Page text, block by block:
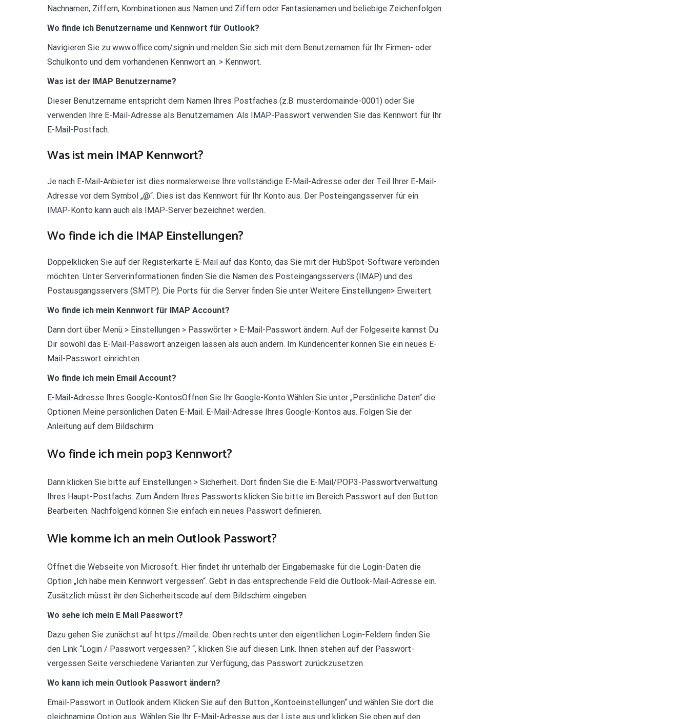
Nachnamen, Ziffern, Kombinationen aus Namen und Ziffern oder Fantasienamen und beliebige Zeichenfolgen.
Wo finde ich Benutzername und Kennwort für Outlook?
Navigieren Sie zu www.office.com/signin und melden Sie sich mit dem Benutzernamen für Ihr Firmen- oder
Schulkonto und dem vorhandenen Kennwort an. > Kennwort.
Was ist der IMAP Benutzername?
Dieser Benutzername entspricht dem Namen Ihres Postfaches (z.B. musterdomainde-0001) oder Sie
verwenden Ihre E-Mail-Adresse als Benutzernamen. Als IMAP-Passwort verwenden Sie das Kennwort für Ihr
E-Mail-Postfach.
Was ist mein IMAP Kennwort?
Je nach E-Mail-Anbieter ist dies normalerweise Ihre vollständige E-Mail-Adresse oder der Teil Ihrer E-Mail-
Adresse vor dem Symbol „@“. Dies ist das Kennwort für Ihr Konto aus. Der Posteingangsserver für ein
IMAP-Konto kann auch als IMAP-Server bezeichnet werden.
Wo finde ich die IMAP Einstellungen?
Doppelklicken Sie auf der Registerkarte E-Mail auf das Konto, das Sie mit der HubSpot-Software verbinden
möchten. Unter Serverinformationen finden Sie die Namen des Posteingangsservers (IMAP) und des
Postausgangsservers (SMTP). Die Ports für die Server finden Sie unter Weitere Einstellungen> Erweitert.
Wo finde ich mein Kennwort für IMAP Account?
Dann dort über Menü > Einstellungen > Passwörter > E-Mail-Passwort ändern. Auf der Folgeseite kannst Du
Dir sowohl das E-Mail-Passwort anzeigen lassen als auch ändern. Im Kundencenter können Sie ein neues E-
Mail-Passwort einrichten.
Wo finde ich mein Email Account?
E-Mail-Adresse Ihres Google-KontosÖffnen Sie Ihr Google-Konto.Wählen Sie unter „Persönliche Daten“ die
Optionen Meine persönlichen Daten E-Mail. E-Mail-Adresse Ihres Google-Kontos aus. Folgen Sie der
Anleitung auf dem Bildschirm.
Wo finde ich mein pop3 Kennwort?
Dann klicken Sie bitte auf Einstellungen > Sicherheit. Dort finden Sie die E-Mail/POP3-Passwortverwaltung
Ihres Haupt-Postfachs. Zum Ändern Ihres Passworts klicken Sie bitte im Bereich Passwort auf den Button
Bearbeiten. Nachfolgend können Sie einfach ein neues Passwort definieren.
Wie komme ich an mein Outlook Passwort?
Öffnet die Webseite von Microsoft. Hier findet ihr unterhalb der Eingabemaske für die Login-Daten die
Option „Ich habe mein Kennwort vergessen“. Gebt in das entsprechende Feld die Outlook-Mail-Adresse ein.
Zusätzlich müsst ihr den Sicherheitscode auf dem Bildschirm eingeben.
Wo sehe ich mein E Mail Passwort?
Dazu gehen Sie zunächst auf https://mail.de. Oben rechts unter den eigentlichen Login-Feldern finden Sie
den Link “Login / Passwort vergessen? “, klicken Sie auf diesen Link. Ihnen stehen auf der Passwort-
vergessen Seite verschiedene Varianten zur Verfügung, das Passwort zurückzusetzen.
Wo kann ich mein Outlook Passwort ändern?
Email-Passwort in Outlook ändern Klicken Sie auf den Button „Kontoeinstellungen“ und wählen Sie dort die
gleichnamige Option aus. Wählen Sie Ihr E-Mail-Adresse aus der Liste aus und klicken Sie oben auf den